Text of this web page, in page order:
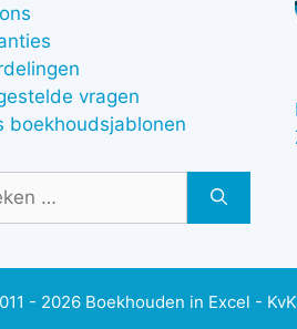
vragen
boekhoudsjablonen
- 2026 Boekhouden in Excel -